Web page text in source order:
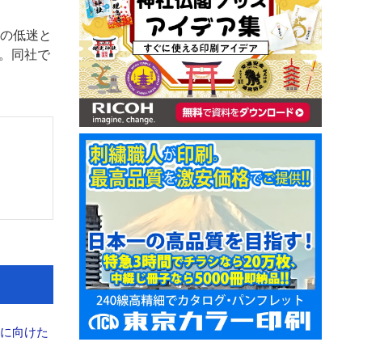
中古印刷機・製本機特集
2022 検査・校正特集
低迷と
同社で
向けた